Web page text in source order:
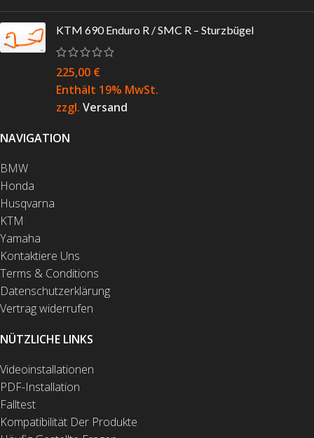
KTM 690 Enduro R / SMC R – Sturzbügel
225,00 €
Enthält 19% MwSt.
zzgl. Versand
NAVIGATION
BMW
Honda
Husqvarna
KTM
Yamaha
Kontaktiere Uns
Terms & Conditions
Datenschutzerklärung
Vertrag widerrufen
NÜTZLICHE LINKS
Videoinstallationen
PDF-Installation
Falltest
Kompatibilität Der Produkte